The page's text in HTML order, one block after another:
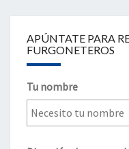
APÚNTATE PARA
FURGONETEROS
Tu nombre